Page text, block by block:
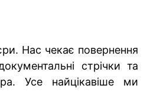
Нас чекає повернення
стрічки та
Усе найцікавіше ми